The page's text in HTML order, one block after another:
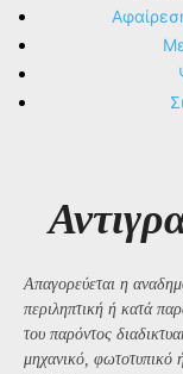
Απαγορεύεται η
περιληπτική ή κατά
του παρόντος
μηχανικό, φωτοτυπικό